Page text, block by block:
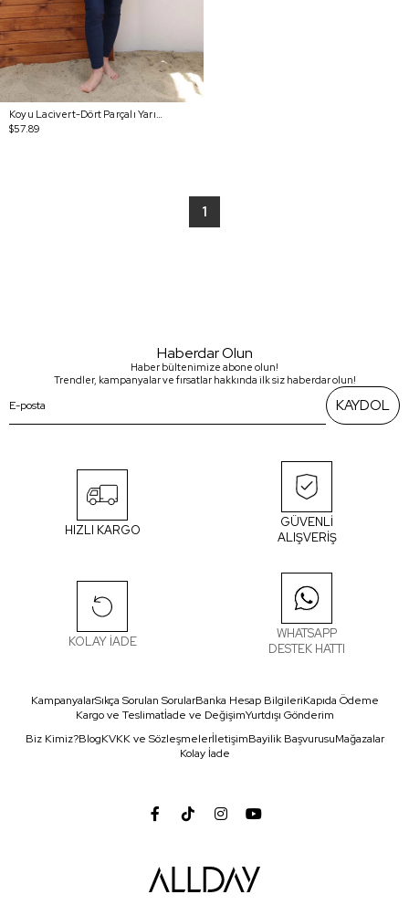
Koyu Lacivert-Dört Parçalı Yarım Patlı Desenli Tesettür Mayo
$57.89
1
Haberdar Olun
Haber bültenimize abone olun!
Trendler, kampanyalar ve fırsatlar hakkında ilk siz haberdar olun!
KAYDOL
HIZLI KARGO
GÜVENLİ
ALIŞVERİŞ
KOLAY İADE
WHATSAPP
DESTEK HATTI
KampanyalarSıkça Sorulan SorularBanka Hesap BilgileriKapıda Ödeme
Kargo ve Teslimatİade ve DeğişimYurtdışı Gönderim
Biz Kimiz?BlogKVKK ve SözleşmelerİletişimBayilik BaşvurusuMağazalar
Kolay İade